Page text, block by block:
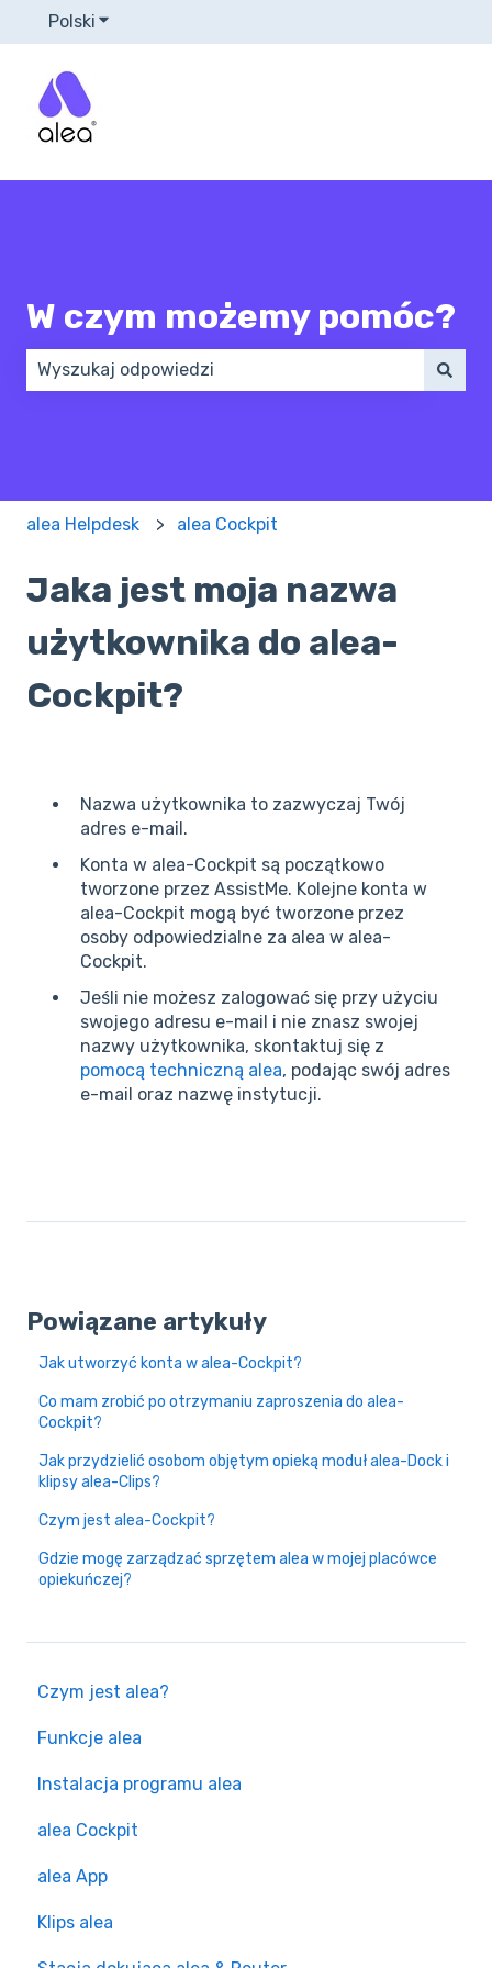
Polski Pokaż podmenu do tłumaczenia
W czym możemy pomóc?
alea Helpdesk alea Cockpit
Jaka jest moja nazwa
użytkownika do alea-
Cockpit?
Nazwa użytkownika to zazwyczaj Twój
adres e-mail.
Konta w alea-Cockpit są początkowo
tworzone przez AssistMe. Kolejne konta w
alea-Cockpit mogą być tworzone przez
osoby odpowiedzialne za alea w alea-
Cockpit.
Jeśli nie możesz zalogować się przy użyciu
swojego adresu e-mail i nie znasz swojej
nazwy użytkownika, skontaktuj się z
pomocą techniczną alea, podając swój adres
e-mail oraz nazwę instytucji.
Czym jest alea?
Funkcje alea
Instalacja programu alea
alea Cockpit
alea App
Klips alea
Powiązane artykuły
Jak utworzyć konta w alea-Cockpit?
Co mam zrobić po otrzymaniu zaproszenia do alea-
Cockpit?
Jak przydzielić osobom objętym opieką moduł alea-Dock i
klipsy alea-Clips?
Czym jest alea-Cockpit?
Gdzie mogę zarządzać sprzętem alea w mojej placówce
opiekuńczej?